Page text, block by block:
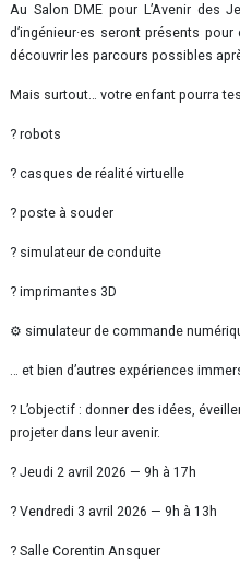
Au Salon DME pour L’Avenir des
d’ingénieur·es seront présents
découvrir les parcours possibles
Mais surtout… votre enfant pourra
? robots
? casques de réalité virtuelle
? poste à souder
? simulateur de conduite
? imprimantes 3D
⚙ simulateur de commande
… et bien d’autres expériences
? L’objectif : donner des idées,
projeter dans leur avenir.
? Jeudi 2 avril 2026 — 9h à 17h
? Vendredi 3 avril 2026 — 9h à 13h
? Salle Corentin Ansquer